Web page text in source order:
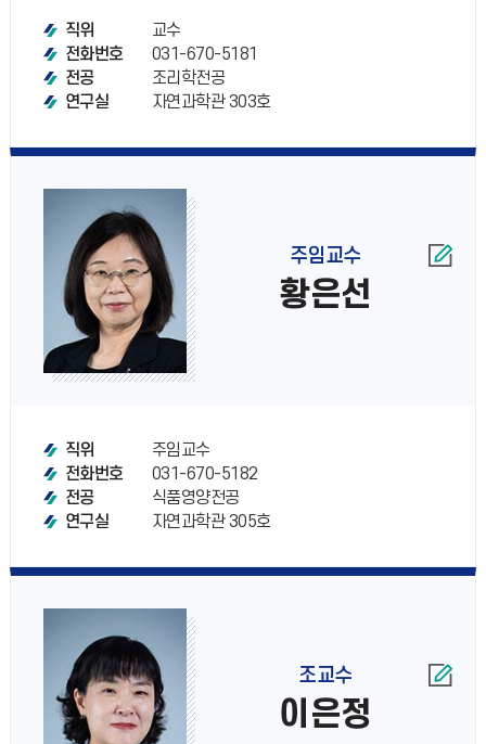
직위
교수
전화번호
031-670-5181
전공
조리학전공
연구실
자연과학관 303호
주임교수
황은선
직위
주임교수
전화번호
031-670-5182
전공
식품영양전공
연구실
자연과학관 305호
조교수
이은정